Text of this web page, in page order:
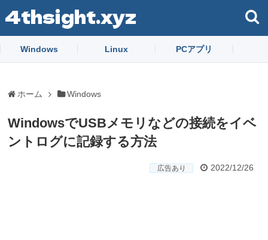
4thsight.xyz
Windows Linux PCアプリ
ホーム Windows
WindowsでUSBメモリなどの接続をイベ
ントログに記録する方法
広告あり 2022/12/26